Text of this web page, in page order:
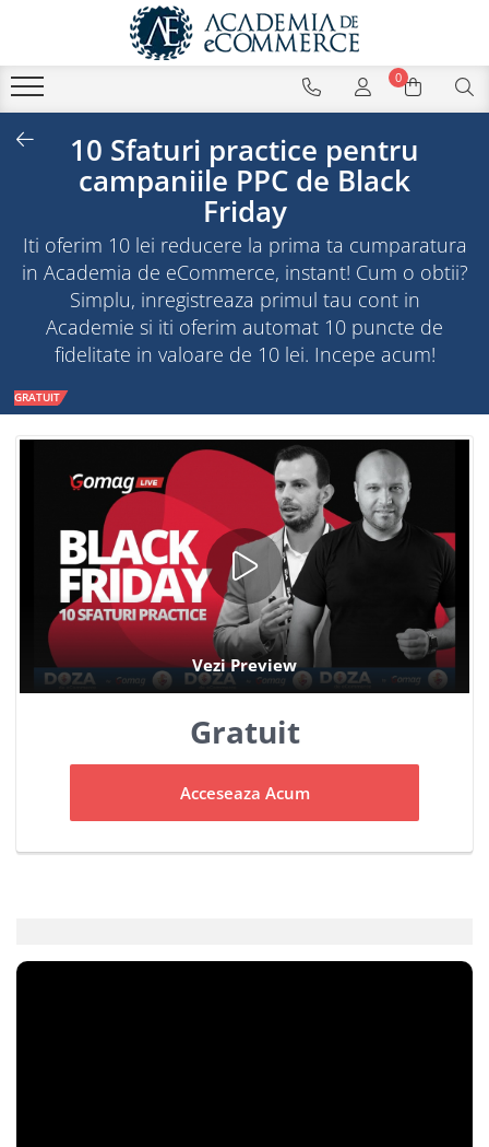
0
10 Sfaturi practice pentru
campaniile PPC de Black
Friday
Iti oferim 10 lei reducere la prima ta cumparatura
in Academia de eCommerce, instant! Cum o obtii?
Simplu, inregistreaza primul tau cont in
Academie si iti oferim automat 10 puncte de
fidelitate in valoare de 10 lei. Incepe acum!
GRATUIT
Gratuit
Acceseaza Acum